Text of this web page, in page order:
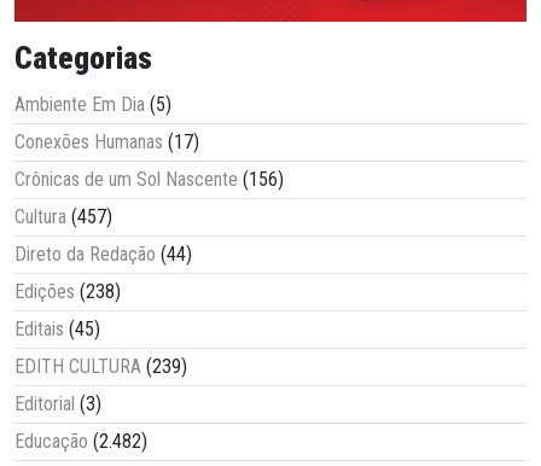
Categorias
Ambiente Em Dia (5)
Conexões Humanas (17)
Crônicas de um Sol Nascente (156)
Cultura (457)
Direto da Redação (44)
Edições (238)
Editais (45)
EDITH CULTURA (239)
Editorial (3)
Educação (2.482)